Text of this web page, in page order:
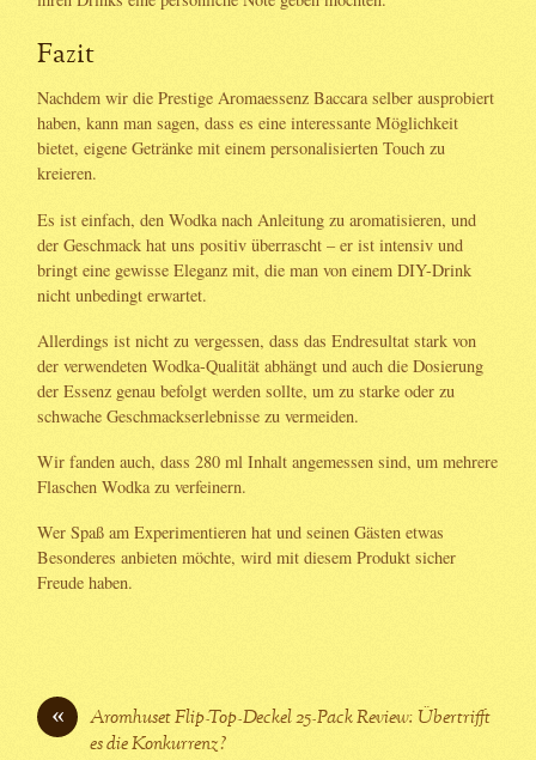
Fazit
Nachdem wir die Prestige Aromaessenz Baccara selber ausprobiert
haben, kann man sagen, dass es eine interessante Möglichkeit
bietet, eigene Getränke mit einem personalisierten Touch zu
kreieren.
Es ist einfach, den Wodka nach Anleitung zu aromatisieren, und
der Geschmack hat uns positiv überrascht – er ist intensiv und
bringt eine gewisse Eleganz mit, die man von einem DIY-Drink
nicht unbedingt erwartet.
Allerdings ist nicht zu vergessen, dass das Endresultat stark von
der verwendeten Wodka-Qualität abhängt und auch die Dosierung
der Essenz genau befolgt werden sollte, um zu starke oder zu
schwache Geschmackserlebnisse zu vermeiden.
Wir fanden auch, dass 280 ml Inhalt angemessen sind, um mehrere
Flaschen Wodka zu verfeinern.
Wer Spaß am Experimentieren hat und seinen Gästen etwas
Besonderes anbieten möchte, wird mit diesem Produkt sicher
Freude haben.
«
Aromhuset Flip-Top-Deckel 25-Pack Review: Übertrifft
es die Konkurrenz?